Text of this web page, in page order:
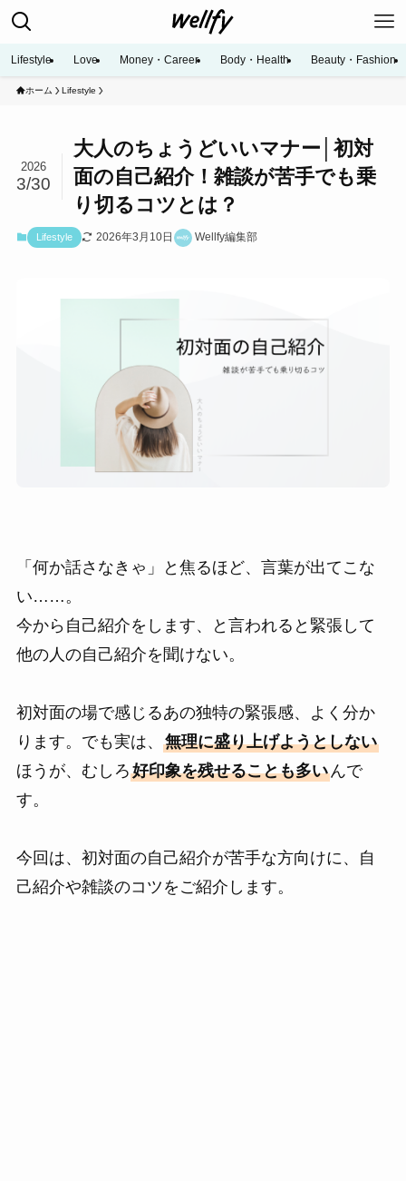
Lifestyle Love Money・Career Body・Health Beauty・Fashion
ホーム Lifestyle
大人のちょうどいいマナー│初対
面の自己紹介！雑談が苦手でも乗
り切るコツとは？
2026
3/30
Lifestyle 2026年3月10日 Wellfy編集部
「何か話さなきゃ」と焦るほど、言葉が出てこな
い……。
今から自己紹介をします、と言われると緊張して
他の人の自己紹介を聞けない。
初対面の場で感じるあの独特の緊張感、よく分か
ります。でも実は、 無理に盛り上げようとしない
ほうが、むしろ好印象を残せることも多いんで
す。
今回は、初対面の自己紹介が苦手な方向けに、自
己紹介や雑談のコツをご紹介します。